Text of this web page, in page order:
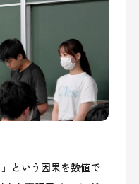
という因果を数値で